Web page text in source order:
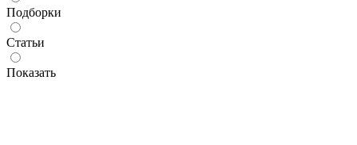
Подборки
Статьи
Показать